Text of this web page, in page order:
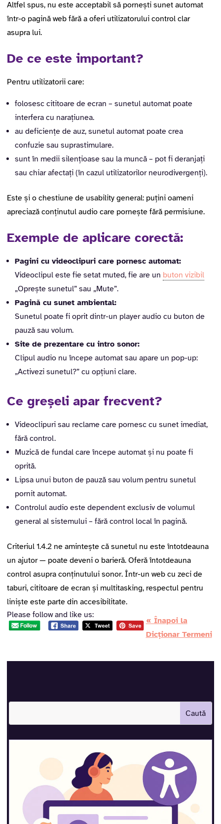
Altfel spus, nu este acceptabil să pornești sunet automat
într-o pagină web fără a oferi utilizatorului control clar
asupra lui.
De ce este important?
Pentru utilizatorii care:
folosesc cititoare de ecran – sunetul automat poate
interfera cu narațiunea.
au deficiențe de auz, sunetul automat poate crea
confuzie sau suprastimulare.
sunt în medii silențioase sau la muncă – pot fi deranjați
sau chiar afectați (în cazul utilizatorilor neurodivergenți).
Este și o chestiune de usability general: puțini oameni
apreciază conținutul audio care pornește fără permisiune.
Exemple de aplicare corectă:
Pagini cu videoclipuri care pornesc automat:
Videoclipul este fie setat muted, fie are un buton vizibil
„Oprește sunetul” sau „Mute”.
Pagină cu sunet ambiental:
Sunetul poate fi oprit dintr-un player audio cu buton de
pauză sau volum.
Site de prezentare cu intro sonor:
Clipul audio nu începe automat sau apare un pop-up:
„Activezi sunetul?” cu opțiuni clare.
Ce greșeli apar frecvent?
Videoclipuri sau reclame care pornesc cu sunet imediat,
fără control.
Muzică de fundal care începe automat și nu poate fi
oprită.
Lipsa unui buton de pauză sau volum pentru sunetul
pornit automat.
Controlul audio este dependent exclusiv de volumul
general al sistemului – fără control local în pagină.
Criteriul 1.4.2 ne amintește că sunetul nu este întotdeauna
un ajutor — poate deveni o barieră. Oferă întotdeauna
control asupra conținutului sonor. Într-un web cu zeci de
taburi, cititoare de ecran și multitasking, respectul pentru
liniște este parte din accesibilitate.
Please follow and like us:
« Înapoi la
Dicționar Termeni